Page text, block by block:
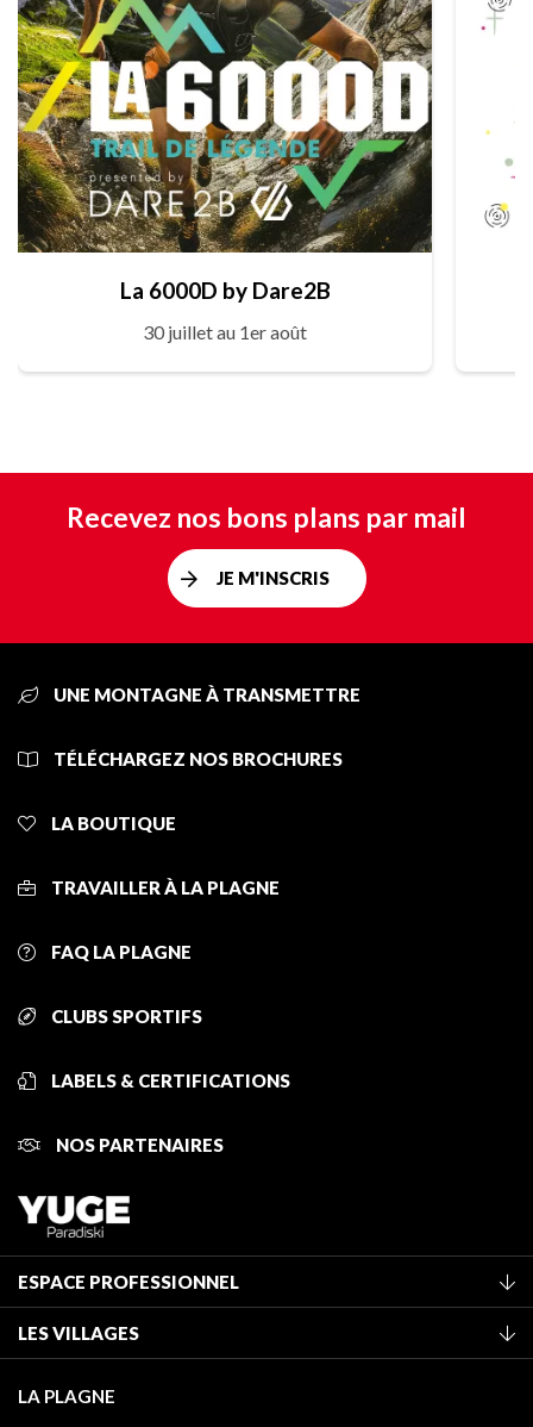
La 6000D by Dare2B
30 juillet au 1er août
Recevez nos bons plans par mail
JE M'INSCRIS
UNE MONTAGNE À TRANSMETTRE
TÉLÉCHARGEZ NOS BROCHURES
LA BOUTIQUE
TRAVAILLER À LA PLAGNE
FAQ LA PLAGNE
CLUBS SPORTIFS
LABELS & CERTIFICATIONS
NOS PARTENAIRES
ESPACE PROFESSIONNEL
Classement des meublés
Taxe de séjour
LES VILLAGES
Montchavin - Les Coches
LA PLAGNE